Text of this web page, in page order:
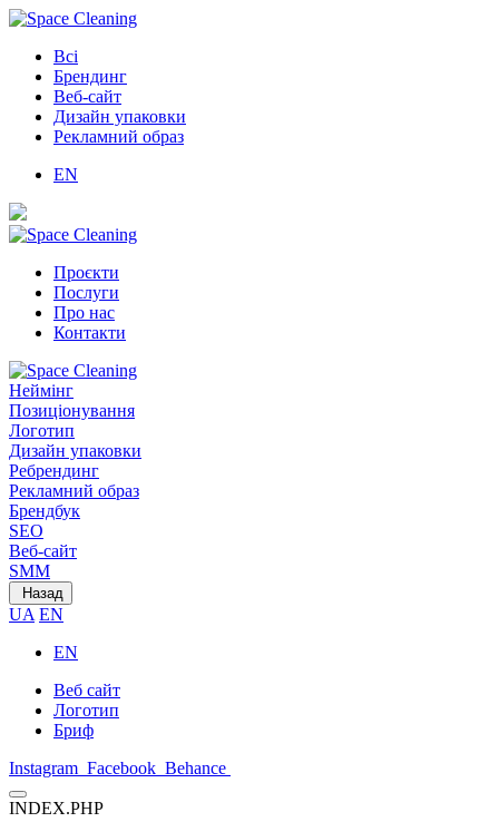
Всі
Брендинг
Веб-сайт
Дизайн упаковки
Рекламний образ
EN
Проєкти
Послуги
Про нас
Контакти
Неймінг
Позиціонування
Логотип
Дизайн упаковки
Ребрендинг
Рекламний образ
Брендбук
SEO
Веб-сайт
SMM
Назад
UA EN
EN
Веб сайт
Логотип
Бриф
Instagram Facebook Behance
INDEX.PHP